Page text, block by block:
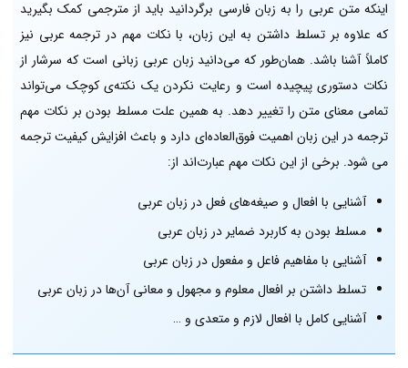
اینکه متن عربی را به زبان فارسی برگردانید باید از مترجمی کمک بگیرید
که علاوه بر تسلط داشتن به این زبان، با نکات مهم در ترجمه عربی نیز
کاملاً آشنا باشد. همان‌طور که می‌دانید زبان عربی زبانی است که سرشار از
نکات دستوری پیچیده است و رعایت نکردن یک نکته‌ی کوچک می‌تواند
تمامی معنای متن را تغییر دهد. به همین علت مسلط بودن بر نکات مهم
ترجمه در این زبان اهمیت فوق‌العاده‌ای دارد و باعث افزایش کیفیت ترجمه
می شود. برخی از این نکات مهم عبارت‌اند از:
آشنایی با افعال و صیغه‌های فعل در زبان عربی
مسلط بودن به کاربرد ضمایر در زبان عربی
آشنایی با مفاهیم فاعل و مفعول در زبان عربی
تسلط داشتن بر افعال معلوم و مجهول و معانی آن‌ها در زبان عربی
آشنایی کامل با افعال لازم و متعدی و …